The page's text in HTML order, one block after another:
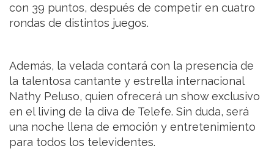
con 39 puntos, después de competir en cuatro
rondas de distintos juegos.
Además, la velada contará con la presencia de
la talentosa cantante y estrella internacional
Nathy Peluso, quien ofrecerá un show exclusivo
en el living de la diva de Telefe. Sin duda, será
una noche llena de emoción y entretenimiento
para todos los televidentes.